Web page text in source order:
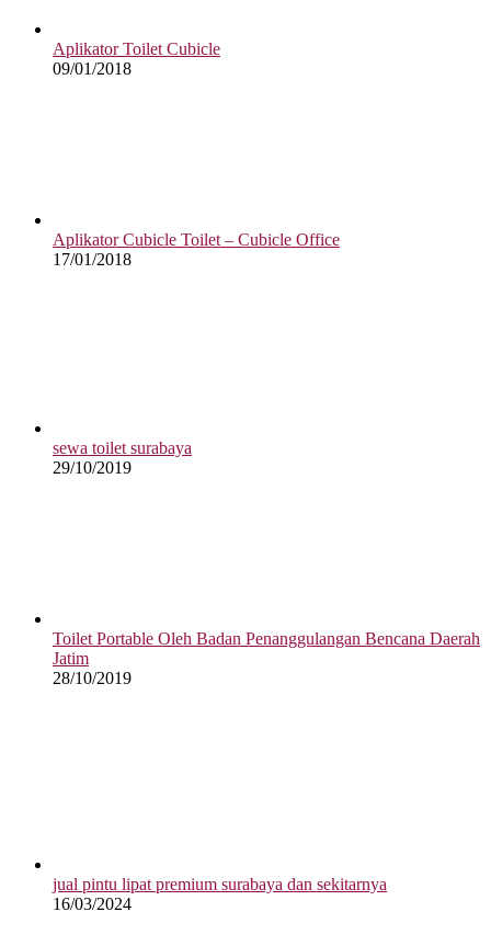
Aplikator Toilet Cubicle
09/01/2018
Aplikator Cubicle Toilet – Cubicle Office
17/01/2018
sewa toilet surabaya
29/10/2019
Toilet Portable Oleh Badan Penanggulangan Bencana Daerah
Jatim
28/10/2019
jual pintu lipat premium surabaya dan sekitarnya
16/03/2024